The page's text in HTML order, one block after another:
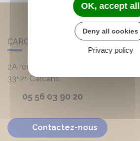
CARCANS
2A route d'Hourtin
33121 Carcans
05 56 03 90 20
Contactez-nous
OK, accept all
Deny all cookies
Privacy policy